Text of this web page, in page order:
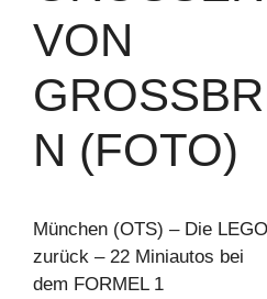
ON G
(FOTO)
München (OTS) – Die
zurück – 22 Miniautos bei
dem FORMEL 1